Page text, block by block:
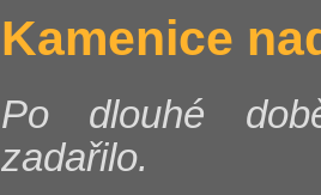
Kamenice
Po dlouhé
zadařilo.